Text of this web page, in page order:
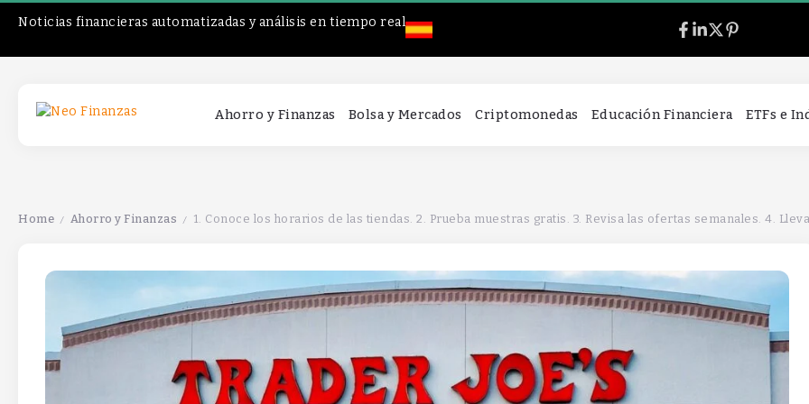
Noticias financieras automatizadas y análisis en tiempo real
Ahorro y Finanzas Bolsa y Mercados Criptomonedas Educación Financiera ETFs e
Home / Ahorro y Finanzas / 1. Conoce los horarios de las tiendas. 2. Prueba muestras gratis. 3. Revisa las ofertas semanales. 4. Lleva tus propias bolsas. 5. Pregunta sobre productos nuevos. 6. Aprovecha las devoluciones sin complicaciones. 7. Explora la sección